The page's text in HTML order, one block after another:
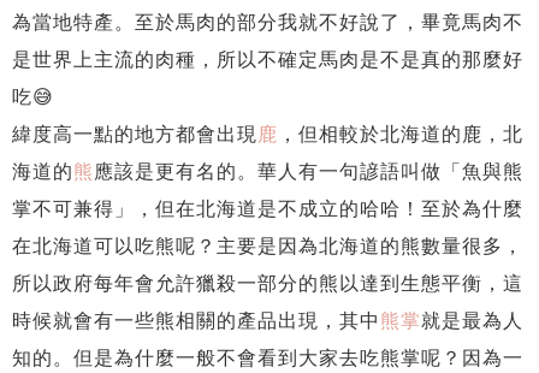
為當地特產。至於馬肉的部分我就不好說了，畢竟馬肉不
是世界上主流的肉種，所以不確定馬肉是不是真的那麼好
吃😅
緯度高一點的地方都會出現鹿 ，但相較於北海道的鹿，北
海道的熊應該是更有名的。華人有一句諺語叫做「魚與熊
掌不可兼得」，但在北海道是不成立的哈哈！至於為什麼
在北海道可以吃熊呢？主要是因為北海道的熊數量很多，
所以政府每年會允許獵殺一部分的熊以達到生態平衡，這
時候就會有一些熊相關的產品出現，其中 熊掌就是最為人
知的。但是為什麼一般不會看到大家去吃熊掌呢？因為一